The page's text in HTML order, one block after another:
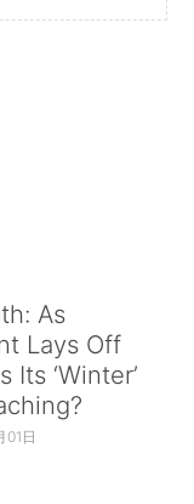
As
Lays Off
Its ‘Winter’
01日